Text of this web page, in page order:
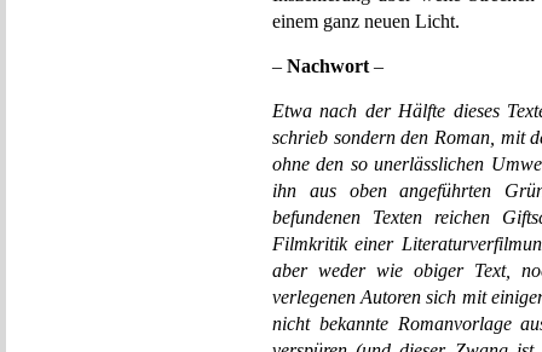
einem ganz neuen Licht.
– Nachwort –
Etwa nach der Hälfte dieses
schrieb sondern den Roman, mit
ohne den so unerlässlichen
ihn aus oben angeführten
befundenen Texten reichen
Filmkritik einer
aber weder wie obiger Text,
verlegenen Autoren sich mit
nicht bekannte Romanvorlage